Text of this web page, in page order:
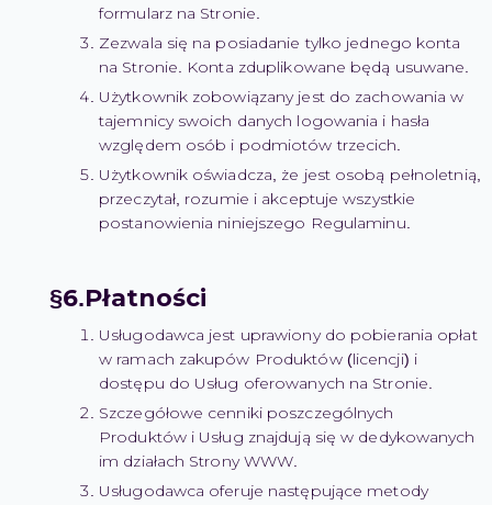
formularz na Stronie.
Zezwala się na posiadanie tylko jednego konta
na Stronie. Konta zduplikowane będą usuwane.
Użytkownik zobowiązany jest do zachowania w
tajemnicy swoich danych logowania i hasła
względem osób i podmiotów trzecich.
Użytkownik oświadcza, że jest osobą pełnoletnią,
przeczytał, rozumie i akceptuje wszystkie
postanowienia niniejszego Regulaminu.
Płatności
Usługodawca jest uprawiony do pobierania opłat
w ramach zakupów Produktów (licencji) i
dostępu do Usług oferowanych na Stronie.
Szczegółowe cenniki poszczególnych
Produktów i Usług znajdują się w dedykowanych
im działach Strony WWW.
Usługodawca oferuje następujące metody